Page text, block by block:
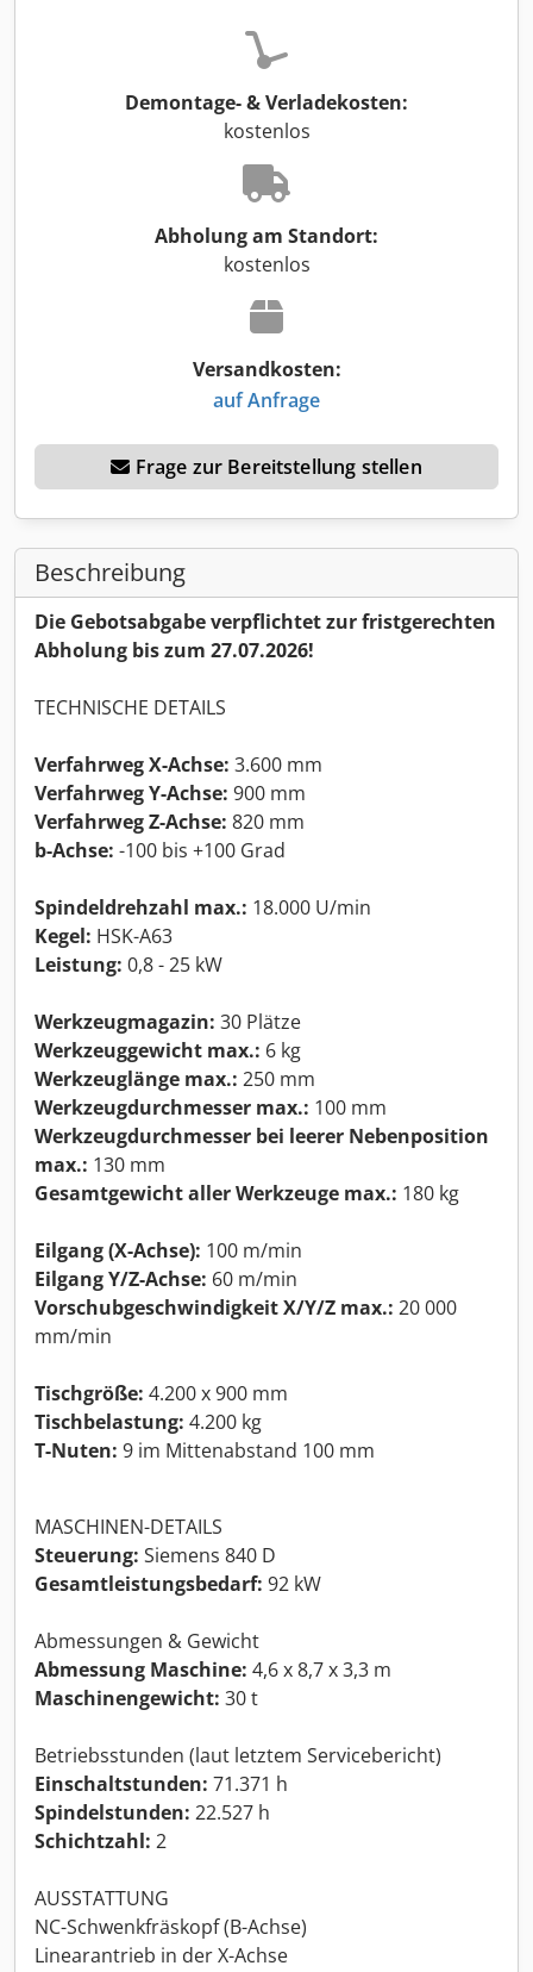
Demontage- & Verladekosten:
kostenlos
Abholung am Standort:
kostenlos
Versandkosten:
auf Anfrage
Frage zur Bereitstellung stellen
Beschreibung
Die Gebotsabgabe verpflichtet zur fristgerechten
Abholung bis zum 27.07.2026!
TECHNISCHE DETAILS
Verfahrweg X-Achse: 3.600 mm
Verfahrweg Y-Achse: 900 mm
Verfahrweg Z-Achse: 820 mm
b-Achse: -100 bis +100 Grad
Spindeldrehzahl max.: 18.000 U/min
Kegel: HSK-A63
Leistung: 0,8 - 25 kW
Werkzeugmagazin: 30 Plätze
Werkzeuggewicht max.: 6 kg
Werkzeuglänge max.: 250 mm
Werkzeugdurchmesser max.: 100 mm
Werkzeugdurchmesser bei leerer Nebenposition
max.: 130 mm
Gesamtgewicht aller Werkzeuge max.: 180 kg
Eilgang (X-Achse): 100 m/min
Eilgang Y/Z-Achse: 60 m/min
Vorschubgeschwindigkeit X/Y/Z max.: 20 000
mm/min
Tischgröße: 4.200 x 900 mm
Tischbelastung: 4.200 kg
T-Nuten: 9 im Mittenabstand 100 mm
MASCHINEN-DETAILS
Steuerung: Siemens 840 D
Gesamtleistungsbedarf: 92 kW
Abmessungen & Gewicht
Abmessung Maschine: 4,6 x 8,7 x 3,3 m
Maschinengewicht: 30 t
Betriebsstunden (laut letztem Servicebericht)
Einschaltstunden: 71.371 h
Spindelstunden: 22.527 h
Schichtzahl: 2
AUSSTATTUNG
NC-Schwenkfräskopf (B-Achse)
Linearantrieb in der X-Achse